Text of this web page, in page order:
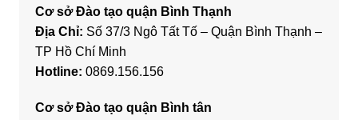
Cơ sở Đào tạo quận Bình Thạnh
Địa Chỉ: Số 37/3 Ngô Tất Tố – Quận Bình Thạnh –
TP Hồ Chí Minh
Hotline: 0869.156.156
Cơ sở Đào tạo quận Bình tân